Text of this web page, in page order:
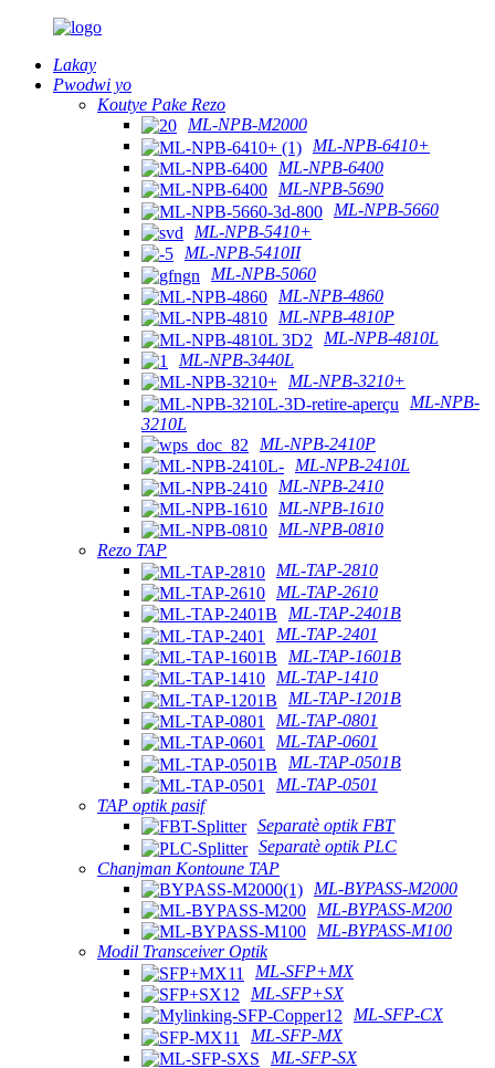
Lakay
Pwodwi yo
Koutye Pake Rezo
ML-NPB-M2000
ML-NPB-6410+
ML-NPB-6400
ML-NPB-5690
ML-NPB-5660
ML-NPB-5410+
ML-NPB-5410II
ML-NPB-5060
ML-NPB-4860
ML-NPB-4810P
ML-NPB-4810L
ML-NPB-3440L
ML-NPB-3210+
ML-NPB-
3210L
ML-NPB-2410P
ML-NPB-2410L
ML-NPB-2410
ML-NPB-1610
ML-NPB-0810
Rezo TAP
ML-TAP-2810
ML-TAP-2610
ML-TAP-2401B
ML-TAP-2401
ML-TAP-1601B
ML-TAP-1410
ML-TAP-1201B
ML-TAP-0801
ML-TAP-0601
ML-TAP-0501B
ML-TAP-0501
TAP optik pasif
Separatè optik FBT
Separatè optik PLC
Chanjman Kontoune TAP
ML-BYPASS-M2000
ML-BYPASS-M200
ML-BYPASS-M100
Modil Transceiver Optik
ML-SFP+MX
ML-SFP+SX
ML-SFP-CX
ML-SFP-MX
ML-SFP-SX